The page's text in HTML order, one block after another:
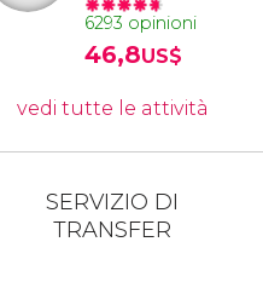
York
Libertà
6293 opinioni
46,8US$
vedi tutte le attività
SERVIZIO DI
TRANSFER